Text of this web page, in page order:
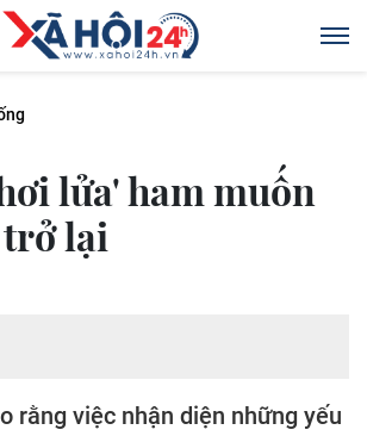
lửa' ham muốn
lại
rằng việc nhận diện những yếu